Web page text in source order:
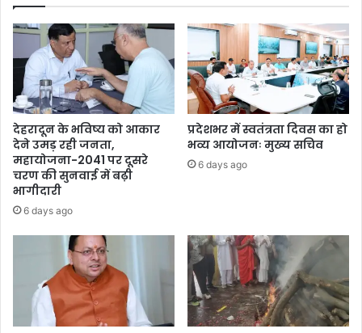
देहरादून के भविष्य को आकार
देने उमड़ रही जनता,
महायोजना-2041 पर दूसरे
चरण की सुनवाई में बढ़ी
भागीदारी
6 days ago
प्रदेशभर में स्वतंत्रता दिवस का हो
भव्य आयोजनः मुख्य सचिव
6 days ago